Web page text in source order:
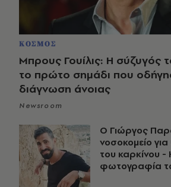
ΚΟΣΜΟΣ
Μπρους Γουίλις: Η σύζυγός
το πρώτο σημάδι που
διάγνωση άνοιας
Newsroom
O Γιώργος
νοσοκομείο
του καρκίνου -
φωτογραφία